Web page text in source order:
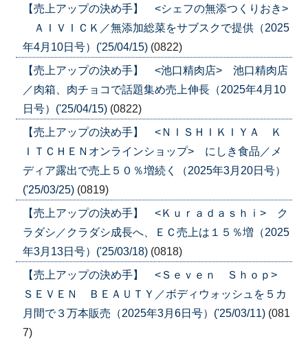
【売上アップの決め手】 <シェフの無添つくりおき>
ＡＩＶＩＣＫ／無添加総菜をサブスクで提供（2025
年4月10日号）('25/04/15) (0822)
【売上アップの決め手】 <池口精肉店> 池口精肉店
／肉箱、肉チョコで話題集め売上伸長（2025年4月10
日号）('25/04/15) (0822)
【売上アップの決め手】 <ＮＩＳＨＩＫＩＹＡ Ｋ
ＩＴＣＨＥＮオンラインショップ> にしき食品／メ
ディア露出で売上５０％増続く（2025年3月20日号）
('25/03/25) (0819)
【売上アップの決め手】 <Ｋｕｒａｄａｓｈｉ> ク
ラダシ／クラダシ成長へ、ＥＣ売上は１５％増（2025
年3月13日号）('25/03/18) (0818)
【売上アップの決め手】 <Ｓｅｖｅｎ Ｓｈｏｐ>
ＳＥＶＥＮ ＢＥＡＵＴＹ／ボディウォッシュを５カ
月間で３万本販売（2025年3月6日号）('25/03/11) (081
7)